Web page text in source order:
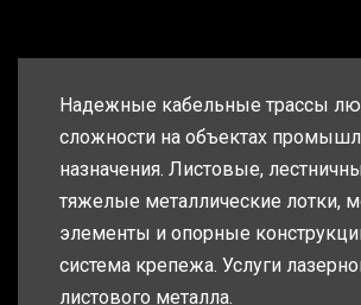
Надежные кабельные трассы
сложности на объектах
назначения. Листовые,
тяжелые металлические лотки,
элементы и опорные
система крепежа. Услуги
листового металла.